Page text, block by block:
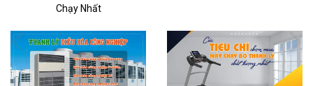
Chạy Nhất